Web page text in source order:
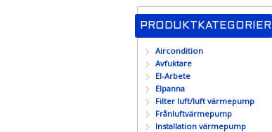
PRODUKTKATEGORIER
Aircondition
Avfuktare
El-Arbete
Elpanna
Filter luft/luft värmepump
Frånluftvärmepump
Installation värmepump